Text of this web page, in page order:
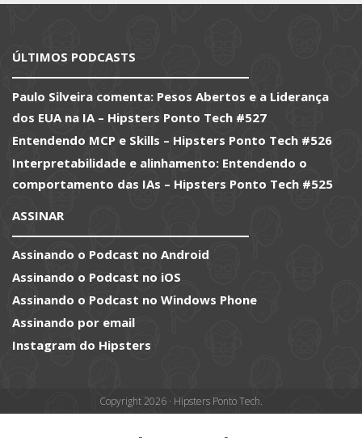
ÚLTIMOS PODCASTS
Paulo Silveira comenta: Pesos Abertos e a Liderança
dos EUA na IA – Hipsters Ponto Tech #527
Entendendo MCP e Skills – Hipsters Ponto Tech #526
Interpretabilidade e alinhamento: Entendendo o
comportamento das IAs – Hipsters Ponto Tech #525
ASSINAR
Assinando o Podcast no Android
Assinando o Podcast no iOS
Assinando o Podcast no Windows Phone
Assinando por email
Instagram do Hipsters
Copyright 2026 · Hipsters Ponto Tech.